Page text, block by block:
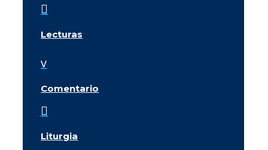

Lecturas
v
Comentario

Liturgia